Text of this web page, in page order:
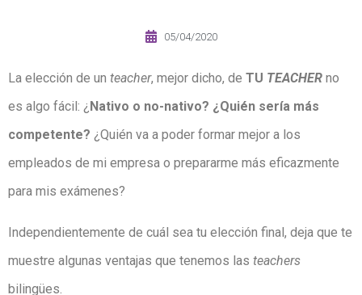
05/04/2020
La elección de un teacher, mejor dicho, de TU TEACHER no
es algo fácil: ¿ Nativo o no-nativo? ¿Quién sería más
competente? ¿Quién va a poder formar mejor a los
empleados de mi empresa o prepararme más eficazmente
para mis exámenes?
Independientemente de cuál sea tu elección final, deja que te
muestre algunas ventajas que tenemos las teachers
bilingües.